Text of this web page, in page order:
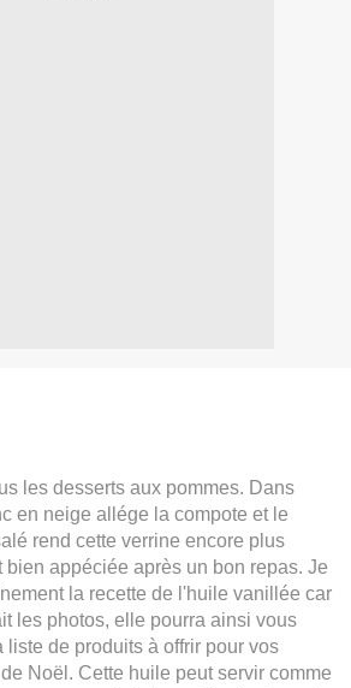
les desserts aux pommes. Dans
en neige allége la compote et le
rend cette verrine encore plus
appéciée après un bon repas. Je
la recette de l'huile vanillée car
les photos, elle pourra ainsi vous
liste de produits à offrir pour vos
Noël. Cette huile peut servir comme